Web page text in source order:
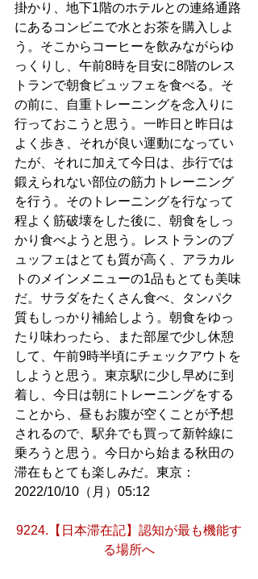
掛かり、地下1階のホテルとの連絡通路
にあるコンビニで水とお茶を購入しよ
う。そこからコーヒーを飲みながらゆ
っくりし、午前8時を目安に8階のレス
トランで朝食ビュッフェを食べる。そ
の前に、自重トレーニングを念入りに
行っておこうと思う。一昨日と昨日は
よく歩き、それが良い運動になってい
たが、それに加えて今日は、歩行では
鍛えられない部位の筋力トレーニング
を行う。そのトレーニングを行なって
程よく筋破壊をした後に、朝食をしっ
かり食べようと思う。レストランのブ
ュッフェはとても質が高く、アラカル
トのメインメニューの1品もとても美味
だ。サラダをたくさん食べ、タンパク
質もしっかり補給しよう。朝食をゆっ
たり味わったら、また部屋で少し休憩
して、午前9時半頃にチェックアウトを
しようと思う。東京駅に少し早めに到
着し、今日は朝にトレーニングをする
ことから、昼もお腹が空くことが予想
されるので、駅弁でも買って新幹線に
乗ろうと思う。今日から始まる秋田の
滞在もとても楽しみだ。東京：
2022/10/10（月）05:12
9224.【日本滞在記】認知が最も機能す
る場所へ